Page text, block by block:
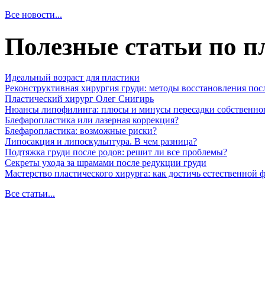
Все новости...
Полезные статьи по
Идеальный возраст для пластики
Реконструктивная хирургия груди: методы восстановления
Пластический хирург Олег Снигирь
Нюансы липофилинга: плюсы и минусы пересадки
Блефаропластика или лазерная коррекция?
Блефаропластика: возможные риски?
Липосакция и липоскульптура. В чем разница?
Подтяжка груди после родов: решит ли все проблемы?
Секреты ухода за шрамами после редукции груди
Мастерство пластического хирурга: как достичь
Все статьи...